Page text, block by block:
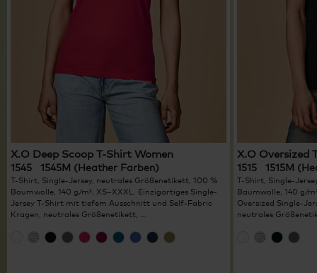
X.O Deep Scoop T-Shirt Women
1545 1545M (Heather Farben)
T-Shirt, Single-Jersey, neutrales Größenetikett, 100 %
Baumwolle, 140 g/m², XS–XXXL. Einzigartiges Single-
Jersey T-Shirt mit tiefem Ausschnitt und Self-Fabric
Kragen, neutrales Größenetikett, ...
X.O Oversized
1515 1515M
T-Shirt, Single-
Baumwolle, 140 g/
Oversized Single-
neutrales